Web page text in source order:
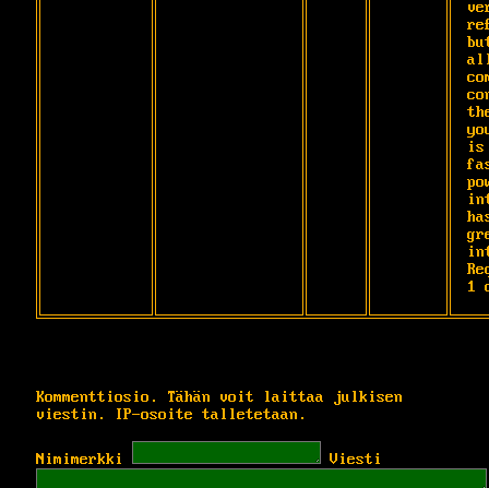
is
1
Kommenttiosio. Tähän voit laittaa julkisen
viestin. IP-osoite talletetaan.
Nimimerkki Viesti